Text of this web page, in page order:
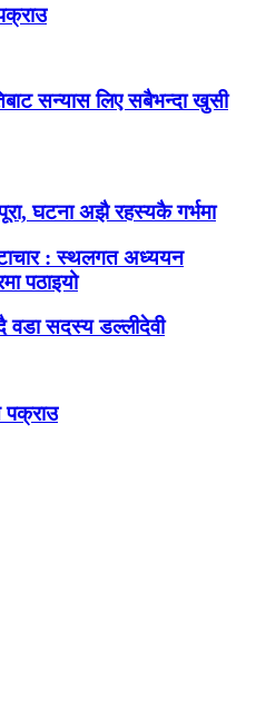
सन्यास लिए सबैभन्दा खुसी
घटना अझै रहस्यकै गर्भमा
: स्थलगत अध्ययन
पठाइयो
वडा सदस्य डल्लीदेवी
पक्राउ